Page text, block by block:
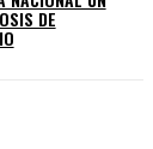
DE